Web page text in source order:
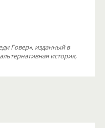
Говер», изданный в
история,